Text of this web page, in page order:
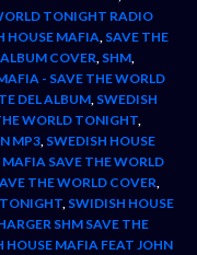
TONIGHT RADIO
HOUSE MAFIA SAVE THE
COVER SHM
- SAVE THE WORLD
DEL ALBUM SWEDISH
WORLD TONIGHT
MP3 SWEDISH HOUSE
MAFIA SAVE THE WORLD
THE WORLD COVER
SWIDISH HOUSE
SHM SAVE THE
HOUSE MAFIA FEAT JOHN